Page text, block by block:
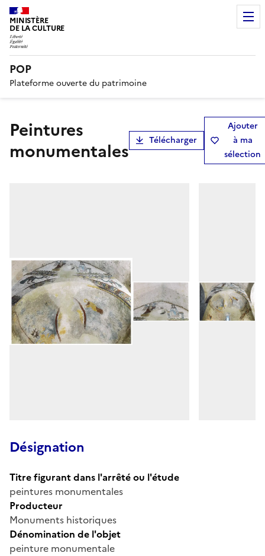
MINISTÈRE
DE LA CULTURE
POP
Plateforme ouverte du patrimoine
peintures
monumentales
Télécharger
Ajouter
à ma
sélection
Désignation
Titre figurant dans l'arrêté ou l'étude
peintures monumentales
Producteur
Monuments historiques
Dénomination de l'objet
peinture monumentale